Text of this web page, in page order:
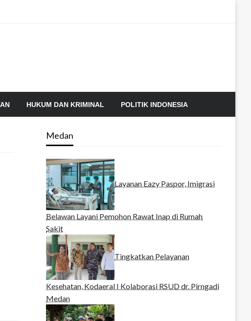
HUKUM DAN KRIMINAL POLITIK INDONESIA
Medan
Layanan Eazy Paspor, Imigrasi
Belawan Layani Pemohon Rawat Inap di Rumah
Sakit
Tingkatkan Pelayanan
Kesehatan, Kodaeral I Kolaborasi RSUD dr. Pirngadi
Medan‎